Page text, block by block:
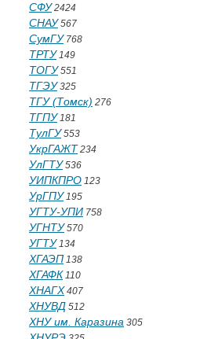
СФУ2424
СНАУ567
СумГУ768
ТРТУ149
ТОГУ551
ТГЭУ325
ТГУ (Томск) 276
ТГПУ181
ТулГУ553
УкрГАЖТ 234
УлГТУ536
УИПКПРО 123
УрГПУ195
УГТУ-УПИ 758
УГНТУ570
УГТУ134
ХГАЭП 138
ХГАФК 110
ХНАГХ 407
ХНУВД 512
ХНУ им. Каразина 305